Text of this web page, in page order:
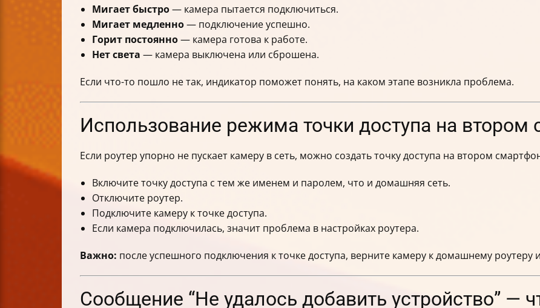
Мигает быстро— камера пытается подключиться.
Мигает медленно— подключение успешно.
Горит постоянно— камера готова к работе.
Нет света — камера выключена или сброшена.
Если что-то пошло не так, индикатор поможет понять, на каком этапе возникла проблема.
Использование режима точки доступа на втором
Если роутер упорно не пускает камеру в сеть, можно создать точку доступа на втором
Включите точку доступа с тем же именем и паролем, что и домашняя сеть.
Отключите роутер.
Подключите камеру к точке доступа.
Если камера подключилась, значит проблема в настройках роутера.
Важно: после успешного подключения к точке доступа, верните камеру к домашнему роутеру
Сообщение “Не удалось добавить устройство” —